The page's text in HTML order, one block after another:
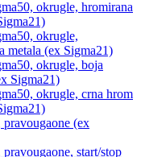
okrugle, hromirana
okrugle,
metala (ex Sigma21)
okrugle, boja
Sigma21)
okrugle, crna hrom
(ex
start/stop